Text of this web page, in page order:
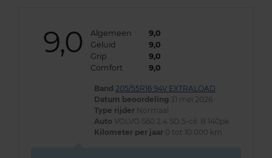
9,0 Algemeen
9,0
Geluid
9,0
Grip
9,0
Comfort
9,0
Band 205/55R16 94V EXTRALOAD
Datum beoordeling 31 mei 2026
Type rijder Normaal
Auto VOLVO S60 2.4 SD 5-cil. B 140pk
Kilometer per jaar 0 tot 10.000 km